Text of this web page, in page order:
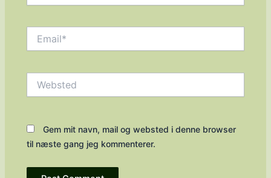
Gem mit navn, mail og websted i denne browser
til næste gang jeg kommenterer.